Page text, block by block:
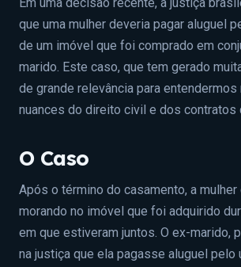
que uma mulher deveria pagar aluguel
de um imóvel que foi comprado em
marido. Este caso, que tem gerado
de grande relevância para entendermos
nuances do direito civil e dos contratos
O Caso
Após o término do casamento, a mulher
morando no imóvel que foi adquirido
em que estiveram juntos. O ex-marido,
na justiça que ela pagasse aluguel